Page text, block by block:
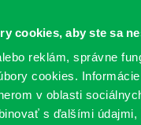
cookies, aby ste sa
reklám, správne
cookies.
v oblasti
s ďalšími
SLUŽBY